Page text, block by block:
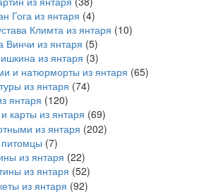
Гога из янтаря (4)
Климта из янтаря (10)
Винчи из янтаря (5)
из янтаря (3)
и натюрморты из янтаря (65)
из янтаря (74)
янтаря (120)
карты из янтаря (69)
из янтаря (202)
(7)
из янтаря (22)
из янтаря (52)
из янтаря (92)